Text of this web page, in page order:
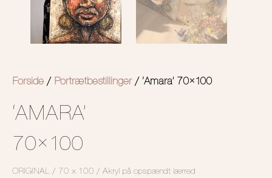
Forside / Portrætbestillinger/ ‘Amara’ 70×100
‘AMARA’
70×100
ORIGINAL / 70 x 100 / Akryl på opspændt lærred